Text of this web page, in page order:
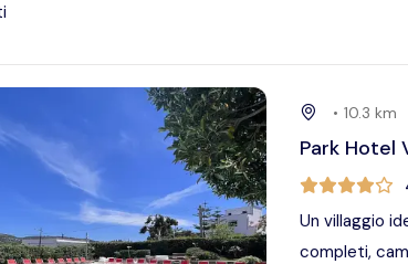
• 10.3 km
Park Hotel
Un villaggio
completi,